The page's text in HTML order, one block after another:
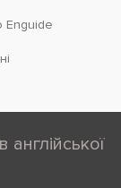
Enguide